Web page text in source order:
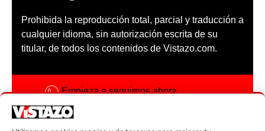
Prohibida la reproducción total, parcial y traducción a
cualquier idioma, sin autorización escrita de su
titular, de todos los contenidos de Vistazo.com.
Empieza a seguirnos ahora